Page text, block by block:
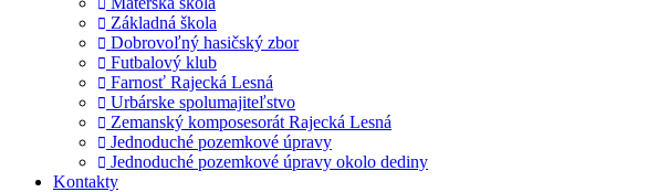
Základná škola
Dobrovoľný hasičský zbor
Futbalový klub
Farnosť Rajecká Lesná
Urbárske spolumajiteľstvo
Zemanský komposesorát Rajecká Lesná
Jednoduché pozemkové úpravy
Jednoduché pozemkové úpravy okolo dediny
Kontakty